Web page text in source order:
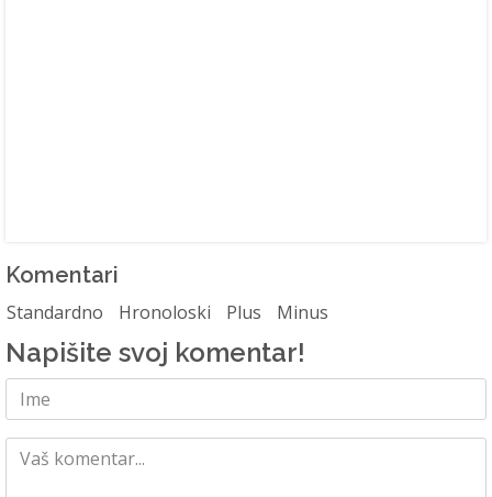
Komentari
Standardno Hronoloski Plus Minus
Napišite svoj komentar!